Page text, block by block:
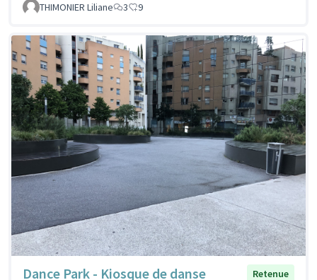
THIMONIER Liliane 3 9
Dance Park - Kiosque de danse
Retenue